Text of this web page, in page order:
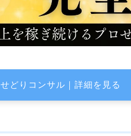
せどりコンサル｜詳細を見る